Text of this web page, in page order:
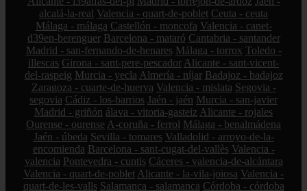
alcalá-la-real Valencia - quart-de-poblet Ceuta - ceuta
Málaga - málaga Castellón - moncofa Valencia - canet-
d39en-berenguer Barcelona - mataró Cantabria - santander
Madrid - san-fernando-de-henares Málaga - torrox Toledo -
illescas Girona - sant-pere-pescador Alicante - sant-vicent-
del-raspeig Murcia - yecla Almería - níjar Badajoz - badajoz
Zaragoza - cuarte-de-huerva Valencia - mislata Segovia -
segovia Cádiz - los-barrios Jaén - jaén Murcia - san-javier
Madrid - griñón álava - vitoria-gasteiz Alicante - rojales
Ourense - ourense A-coruña - ferrol Málaga - benalmádena
Jaén - úbeda Sevilla - tomares Valladolid - arroyo-de-la-
encomienda Barcelona - sant-cugat-del-vallès Valencia -
valencia Pontevedra - cuntis Cáceres - valencia-de-alcántara
Valencia - quart-de-poblet Alicante - la-vila-joiosa Valencia -
quart-de-les-valls Salamanca - salamanca Córdoba - córdoba